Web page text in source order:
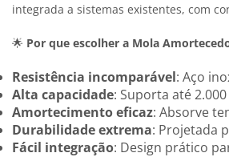
integrada a sistemas existentes, com
🌟 Por que escolher a Mola
Resistência incomparável: Aço
Alta capacidade: Suporta até
Amortecimento eficaz: Absorve
Durabilidade extrema: Projetada
Fácil integração: Design prático